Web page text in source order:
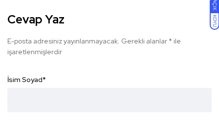
AÇIK
KOYU
Cevap Yaz
E-posta adresiniz yayınlanmayacak. Gerekli alanlar * ile
işaretlenmişlerdir
İsim Soyad*